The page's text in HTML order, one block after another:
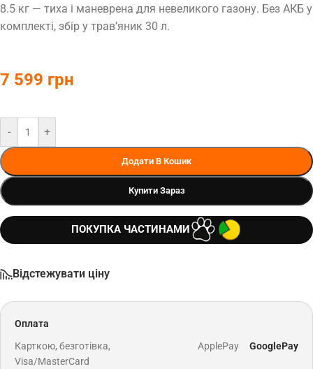
8.5 кг — тиха і маневрена для невеликого газону. Без АКБ у
комплекті, збір у трав’яник 30 л.
7 599 грн
- +
Додати В Кошик
Купити Зараз
ПОКУПКА ЧАСТИНАМИ
Відстежувати ціну
Оплата
Карткою, безготівка,
Visa/MasterCard
ApplePay GooglePay